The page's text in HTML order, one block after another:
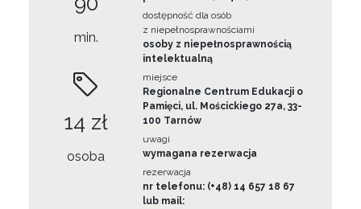
min.
14 zł
osoba
dostępność dla osób
z niepełnosprawnościami
osoby z niepełnosprawnością
intelektualną
miejsce
Regionalne Centrum Edukacji o
Pamięci, ul. Mościckiego 27a, 33-
100 Tarnów
uwagi
wymagana rezerwacja
rezerwacja
nr telefonu: (+48) 14 657 18 67
lub mail: